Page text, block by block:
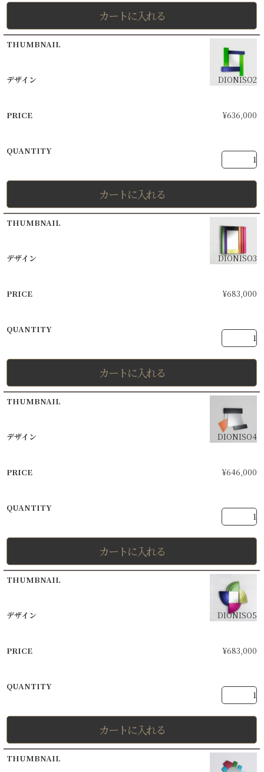
カートに入れる
DIONISO2
¥636,000
カートに入れる
DIONISO3
¥683,000
カートに入れる
DIONISO4
¥646,000
カートに入れる
DIONISO5
¥683,000
カートに入れる